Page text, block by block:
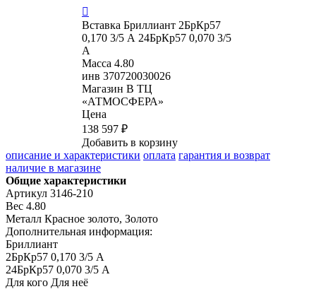

Вставка Бриллиант 2БрКр57
0,170 3/5 А 24БрКр57 0,070 3/5
А
Масса 4.80
инв 370720030026
Магазин В ТЦ
«АТМОСФЕРА»
Цена
138 597 ₽
Добавить в корзину
описание и характеристики оплата гарантия и возврат
наличие в магазине
Общие характеристики
Артикул 3146-210
Вес 4.80
Металл Красное золото, Золото
Дополнительная информация:
Бриллиант
2БрКр57 0,170 3/5 А
24БрКр57 0,070 3/5 А
Для кого Для неё